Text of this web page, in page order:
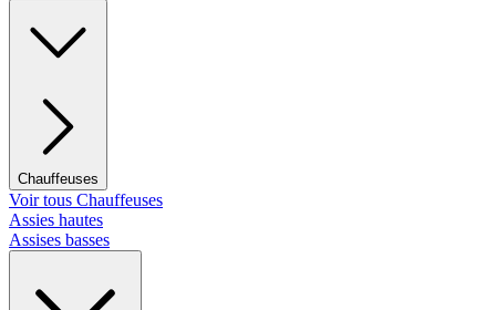
Chauffeuses
Voir tous Chauffeuses
Assies hautes
Assises basses